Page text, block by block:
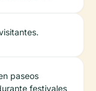
paseos
festivales